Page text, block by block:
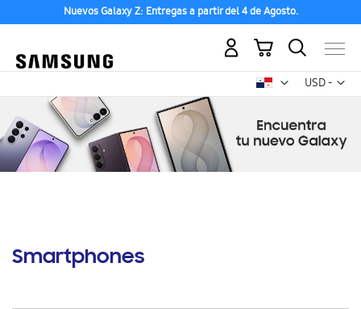
Nuevos Galaxy Z: Entregas a partir del 4 de Agosto.
USD -
dólar
Mi carrito
Smartphones